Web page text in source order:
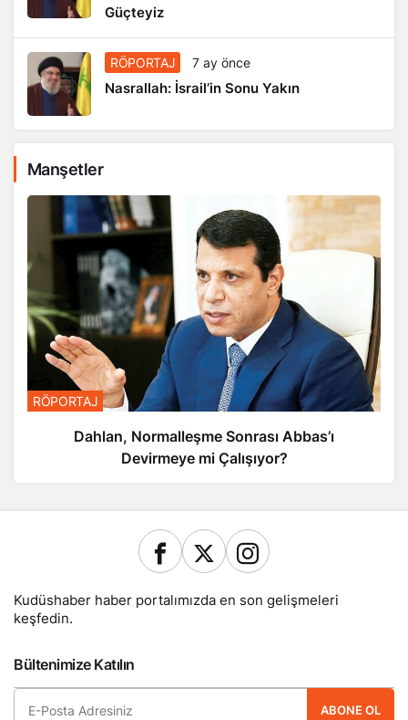
Güçteyiz
RÖPORTAJ 7 ay önce
Nasrallah: İsrail’in Sonu Yakın
Manşetler
RÖPORTAJ
Dahlan, Normalleşme Sonrası Abbas’ı
Devirmeye mi Çalışıyor?
Kudüshaber haber portalımızda en son gelişmeleri
keşfedin.
Bültenimize Katılın
ABONE OL